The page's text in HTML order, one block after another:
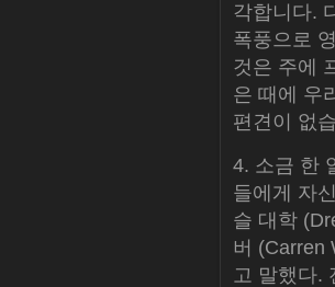
각합니다.
폭풍으로
것은 주에
은 때에 우
편견이 없
4. 소금 한
들에게 자
슬 대학
버 (Carren
고 말했다.